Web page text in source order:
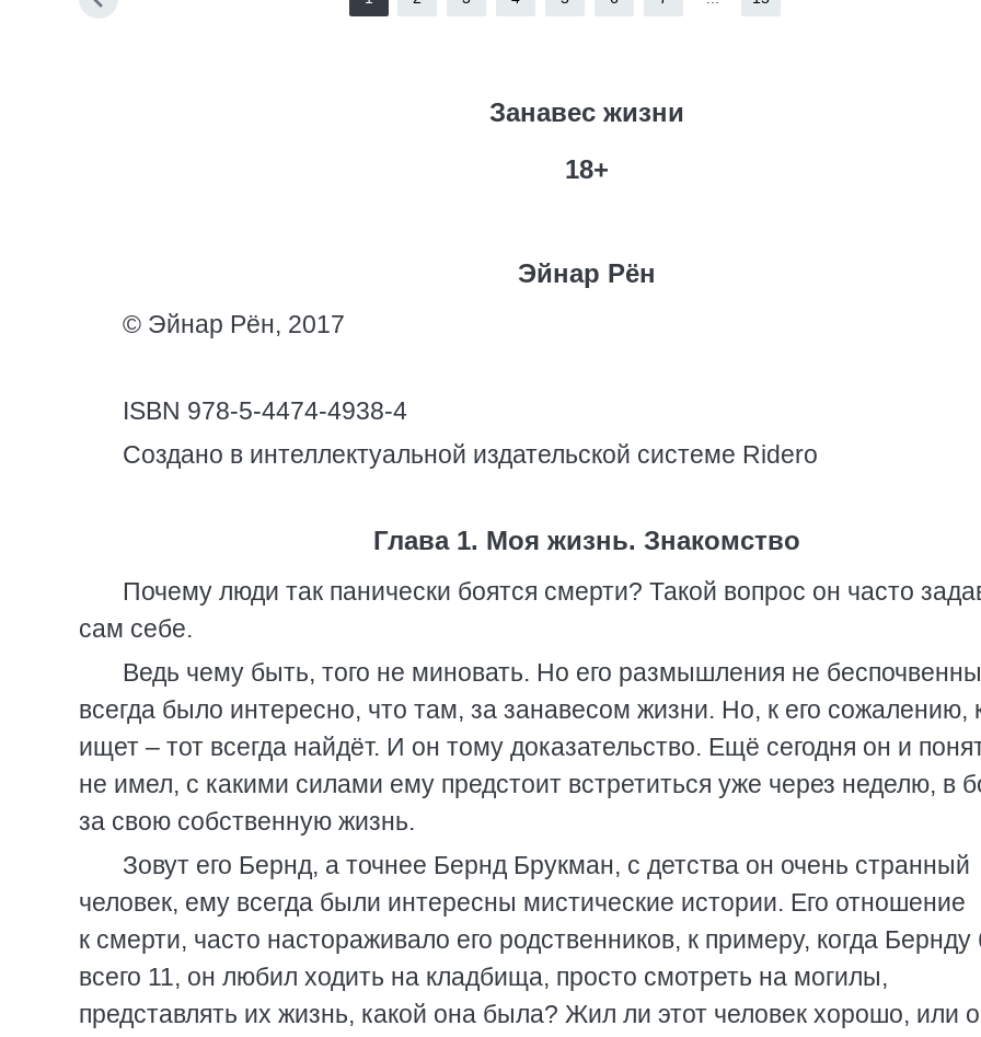
Занавес жизни
18+
Эйнар Рён
© Эйнар Рён, 2017
ISBN 978-5-4474-4938-4
Создано в интеллектуальной издательской системе Ridero
Глава 1. Моя жизнь. Знакомство
Почему люди так панически боятся смерти? Такой вопрос он часто
сам себе.
Ведь чему быть, того не миновать. Но его размышления не
всегда было интересно, что там, за занавесом жизни. Но, к его сожалению,
ищет – тот всегда найдёт. И он тому доказательство. Ещё сегодня он и
не имел, с какими силами ему предстоит встретиться уже через неделю, в
за свою собственную жизнь.
Зовут его Бернд, а точнее Бернд Брукман, с детства он очень странный
человек, ему всегда были интересны мистические истории. Его отношение
к смерти, часто настораживало его родственников, к примеру, когда
всего 11, он любил ходить на кладбища, просто смотреть на могилы,
представлять их жизнь, какой она была? Жил ли этот человек хорошо, или